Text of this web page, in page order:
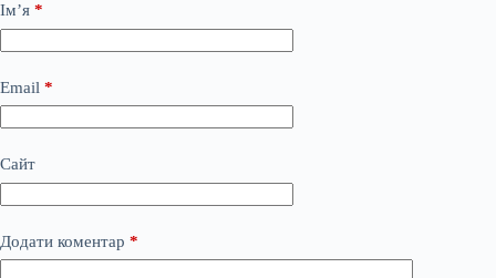
Ім’я *
Email *
Сайт
Додати коментар *